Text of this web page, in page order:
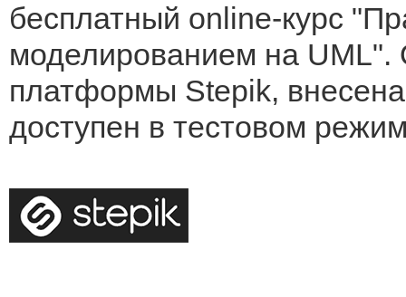
бесплатный online-курс
моделированием на UML".
платформы Stepik,
доступен в тестовом